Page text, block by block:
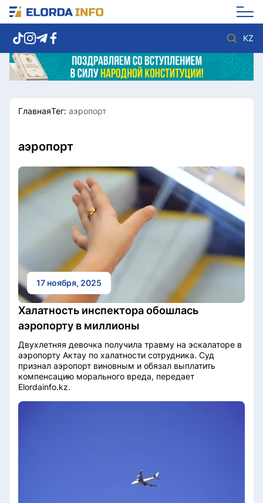
KZ
Новости столицы
Спорт
Разное
Видео
Мир
Послание
Служба Комплаенс
Этический кодекс
Служу стране
ГлавнаяТег: аэропорт
аэропорт
17 ноября, 2025
Халатность инспектора обошлась
аэропорту в миллионы
Двухлетняя девочка получила травму на эскалаторе в
аэропорту Актау по халатности сотрудника. Суд
признал аэропорт виновным и обязал выплатить
компенсацию морального вреда, передает
Elordainfo.kz.